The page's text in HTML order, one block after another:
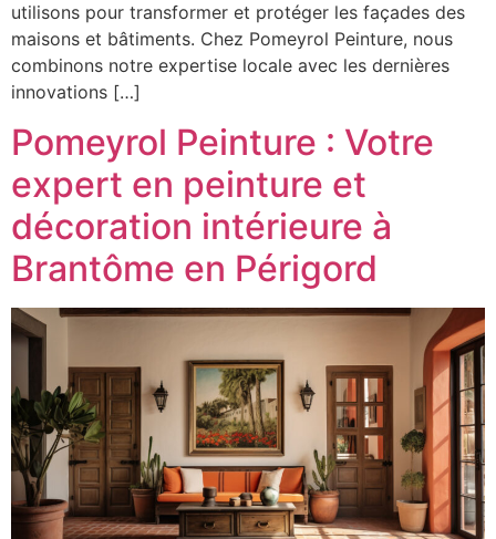
utilisons pour transformer et protéger les façades des
maisons et bâtiments. Chez Pomeyrol Peinture, nous
combinons notre expertise locale avec les dernières
innovations […]
Pomeyrol Peinture : Votre
expert en peinture et
décoration intérieure à
Brantôme en Périgord